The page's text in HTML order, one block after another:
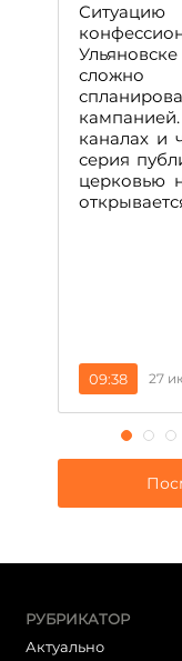
сложно
каналах и
серия
церковью
09:38 27
РУБРИКАТОР
Актуально